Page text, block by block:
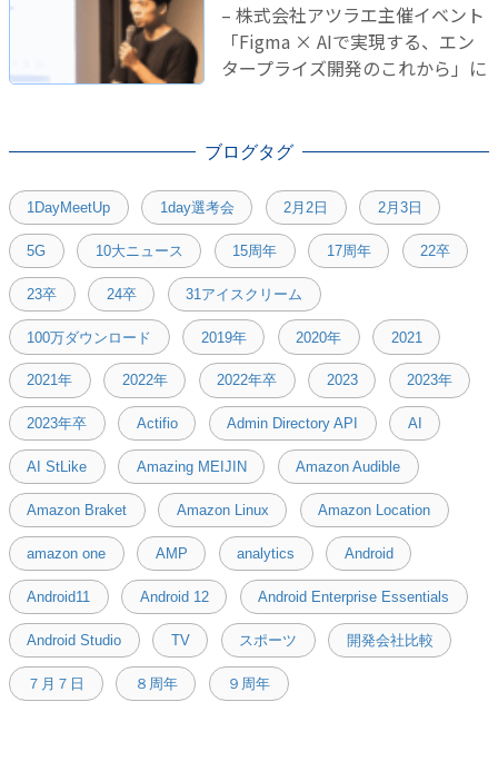
– 株式会社アツラエ主催イベント
「Figma × AIで実現する、エン
タープライズ開発のこれから」に
ブログタグ
1DayMeetUp 1day選考会 2月2日 2月3日
5G 10大ニュース 15周年 17周年 22卒
23卒 24卒 31アイスクリーム
100万ダウンロード 2019年 2020年 2021
2021年 2022年 2022年卒 2023 2023年
2023年卒 Actifio Admin Directory API AI
AI StLike Amazing MEIJIN Amazon Audible
Amazon Braket Amazon Linux Amazon Location
amazon one AMP analytics Android
Android11 Android 12 Android Enterprise Essentials
Android Studio TV スポーツ 開発会社比較
７月７日 ８周年 ９周年